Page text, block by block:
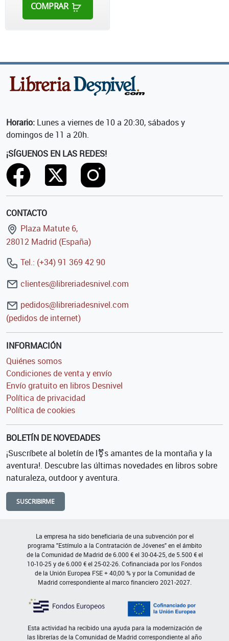
COMPRAR
Horario: Lunes a viernes de 10 a 20:30, sábados y
domingos de 11 a 20h.
¡SÍGUENOS EN LAS REDES!
CONTACTO
Plaza Matute 6,
28012 Madrid (España)
Tel.: (+34) 91 369 42 90
clientes@libreriadesnivel.com
pedidos@libreriadesnivel.com
(pedidos de internet)
INFORMACIÓN
Quiénes somos
Condiciones de venta y envío
Envío gratuito en libros Desnivel
Política de privacidad
Política de cookies
BOLETÍN DE NOVEDADES
¡Suscríbete al boletín de l⚧s amantes de la montaña y la
aventura!. Descubre las últimas novedades en libros sobre
naturaleza, outdoor y aventura.
SUSCRIBIRME
La empresa ha sido beneficiaria de una subvención por el
programa "Estímulo a la Contratación de Jóvenes" en el ámbito
de la Comunidad de Madrid de 6.000 € el 30-04-25, de 5.500 € el
10-10-25 y de 6.000 € el 25-02-26. Cofinanciada por los Fondos
de la Unión Europea FSE + 40,00 % y por la Comunidad de
Madrid correspondiente al marco financiero 2021-2027.
Esta actividad ha recibido una ayuda para la modernización de
las librerías de la Comunidad de Madrid correspondiente al año